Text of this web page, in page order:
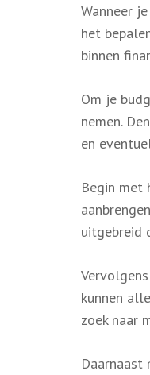
Wanneer
het
binnen
Om je
nemen.
en
Begin met
uitgebreid
kunnen
zoek naar
Daarnaast